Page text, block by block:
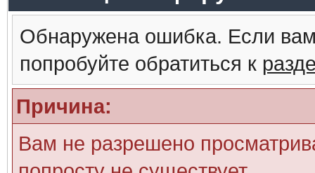
Обнаружена ошибка. Если
попробуйте обратиться к
Причина:
Вам не разрешено